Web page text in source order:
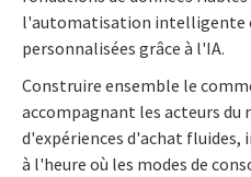
l'automatisation intelligente
personnalisées grâce à l'IA.
Construire ensemble le
accompagnant les acteurs du
d'expériences d'achat
à l'heure où les modes de